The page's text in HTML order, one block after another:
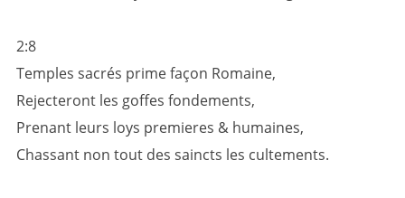
2:8
Temples sacrés prime façon Romaine,
Rejecteront les goffes fondements,
Prenant leurs loys premieres & humaines,
Chassant non tout des saincts les cultements.